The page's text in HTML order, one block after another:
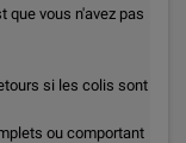
que vous n'avez pas
si les colis sont
ou comportant